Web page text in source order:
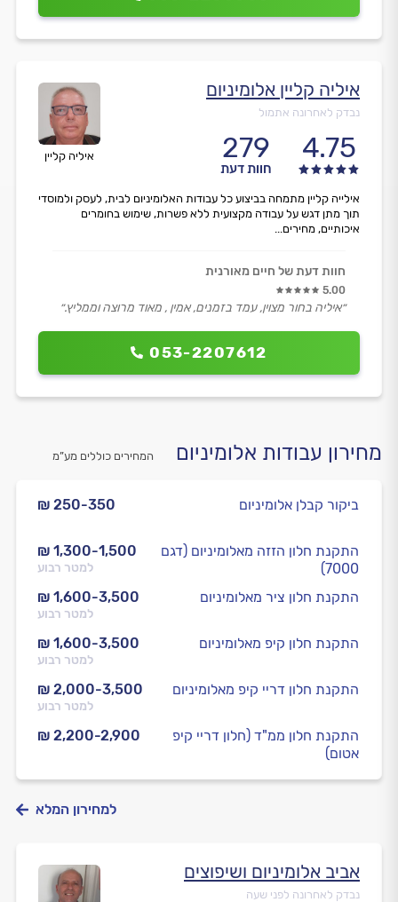
איליה קליין
איליה קליין אלומיניום
נבדק לאחרונה אתמול
4.75
279
חוות דעת
053-2207612
אילייה קליין מתמחה בביצוע כל עבודות האלומיניום לבית, לעסק ולמוסדי
תוך מתן דגש על עבודה מקצועית ללא פשרות, שימוש בחומרים
איכותיים, מחירים...
חוות דעת של חיים מאורנית
5.00
״איליה בחור מצוין, עמד בזמנים, אמין , מאוד מרוצה וממליץ.״
מחירון עבודות אלומיניום המחירים כוללים מע”מ
₪ 250-350 ביקור קבלן אלומיניום
₪ 1,300-1,500
למטר רבוע
התקנת חלון הזזה מאלומיניום (דגם
7000)
₪ 1,600-3,500
למטר רבוע
התקנת חלון ציר מאלומיניום
₪ 1,600-3,500
למטר רבוע
התקנת חלון קיפ מאלומיניום
₪ 2,000-3,500
למטר רבוע
התקנת חלון דריי קיפ מאלומיניום
₪ 2,200-2,900
התקנת חלון ממ"ד (חלון דריי קיפ
אטום)
למחירון המלא
אביב אלומיניום ושיפוצים
נבדק לאחרונה לפני שעה